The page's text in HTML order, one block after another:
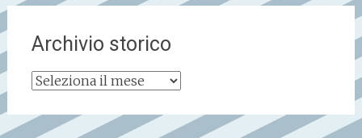
Archivio storico
Archivio